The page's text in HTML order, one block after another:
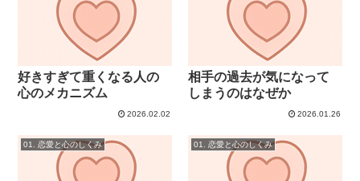
好きすぎて重くなる人の
心のメカニズム
2026.02.02
相手の過去が気になって
しまうのはなぜか
2026.01.26
01. 恋愛と心のしくみ 01. 恋愛と心のしくみ